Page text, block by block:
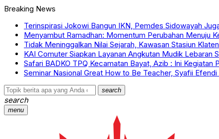
Breaking News
Terinspirasi Jokowi Bangun IKN, Pemdes Sidowayah
Menyambut Ramadhan: Momentum Perubahan Menuju
Tidak Meninggalkan Nilai Sejarah, Kawasan Stasiun
KAI Comuter Siapkan Layanan Angkutan Mudik Lebaran
Safari BADKO TPQ Kecamatan Bayat, Azib : Ini Kegiatan
Seminar Nasional Great How to Be Teacher, Syafii
search
search
menu